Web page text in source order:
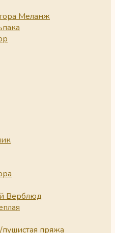
Меланж
Верблюд
пряжа